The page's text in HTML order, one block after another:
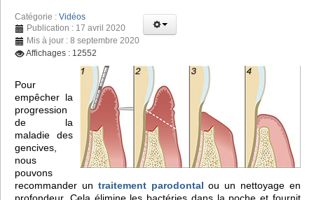
Catégorie : Vidéos
Publication : 17 avril 2020
Mis à jour : 8 septembre 2020
Affichages : 12552
Pour
empêcher la
progression
de la
maladie des
gencives,
nous
pouvons
recommander un traitement parodontal ou un nettoyage en